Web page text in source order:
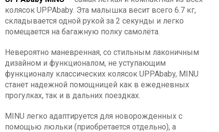
колясок UPPAbaby. Эта малышка весит всего 6.7 кг,
складывается одной рукой за 2 секунды и легко
помещается на багажную полку самолёта.
Невероятно маневренная, со стильным лаконичным
дизайном и функционалом, не уступающим
функционалу классических колясок UPPAbaby, MINU
станет надежной помощницей как в ежедневных
прогулках, так и в дальних поездках.
MINU легко адаптируется для новорожденных с
помощью люльки (приобретается отдельно), а